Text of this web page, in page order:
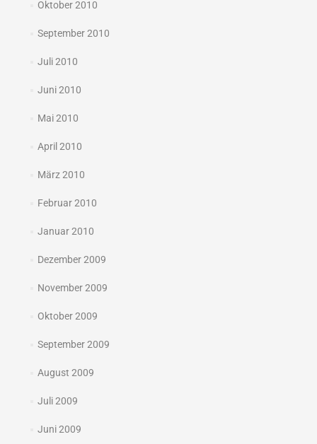
Oktober 2010
September 2010
Juli 2010
Juni 2010
Mai 2010
April 2010
März 2010
Februar 2010
Januar 2010
Dezember 2009
November 2009
Oktober 2009
September 2009
August 2009
Juli 2009
Juni 2009